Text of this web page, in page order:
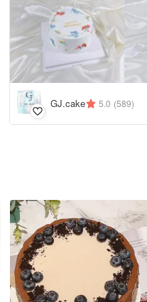
GJ.cake 5.0 (589)